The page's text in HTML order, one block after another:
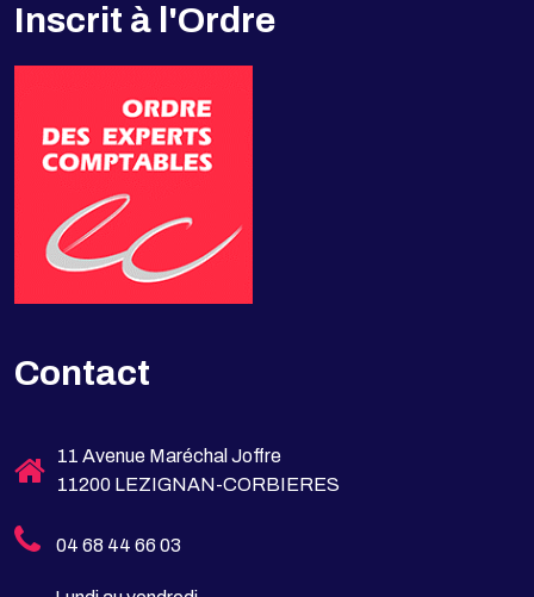
Inscrit à l'Ordre
Contact
11 Avenue Maréchal Joffre
11200 LEZIGNAN-CORBIERES
04 68 44 66 03